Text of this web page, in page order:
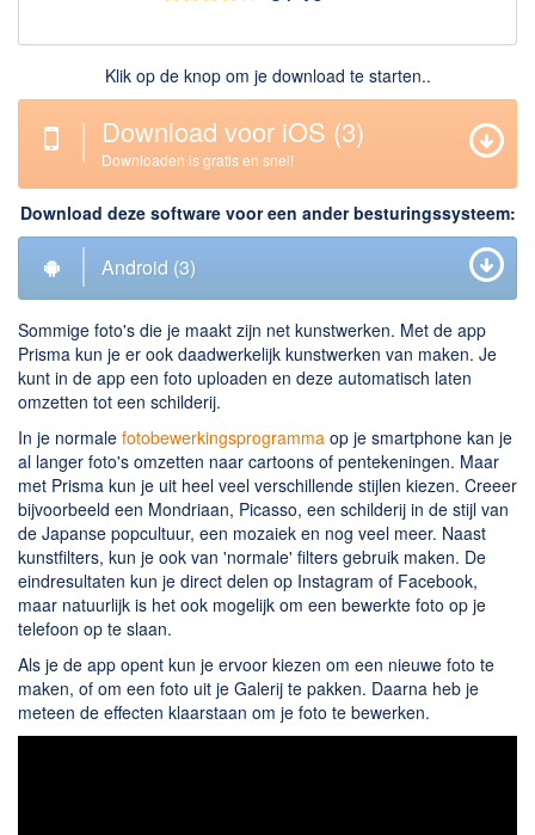
Downloaden
BitTorrent Clients
Nieuwslezers (Downloaden via usenet)
Onderhoud & Veiligheid
Computer opschonen
Veilig online
Productiviteit
Adresboek en contacten
Planning en organisatie
Tekst en Administratie
Overige
Algemeen
Chatten en bellen
Dating apps
Parkeer apps
Rar en Zip (Compressie - Unzip)
Shopping
Spelletjes en Games
Klik op de knop om je download te starten..
Download voor iOS (3)
Downloaden is gratis en snel!
Download deze software voor een ander besturingssysteem:
Android (3)
Sommige foto's die je maakt zijn net kunstwerken. Met de app
Prisma kun je er ook daadwerkelijk kunstwerken van maken. Je
kunt in de app een foto uploaden en deze automatisch laten
omzetten tot een schilderij.
In je normale fotobewerkingsprogramma op je smartphone kan je
al langer foto's omzetten naar cartoons of pentekeningen. Maar
met Prisma kun je uit heel veel verschillende stijlen kiezen. Creeer
bijvoorbeeld een Mondriaan, Picasso, een schilderij in de stijl van
de Japanse popcultuur, een mozaiek en nog veel meer. Naast
kunstfilters, kun je ook van 'normale' filters gebruik maken. De
eindresultaten kun je direct delen op Instagram of Facebook,
maar natuurlijk is het ook mogelijk om een bewerkte foto op je
telefoon op te slaan.
Als je de app opent kun je ervoor kiezen om een nieuwe foto te
maken, of om een foto uit je Galerij te pakken. Daarna heb je
meteen de effecten klaarstaan om je foto te bewerken.